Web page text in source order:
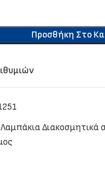
Προσθήκη Στο
Λαμπάκια Διακοσμητικά